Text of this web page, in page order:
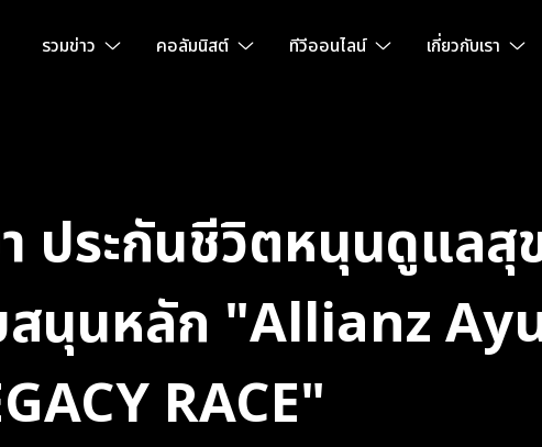
รวมข่าว คอลัมนิสต์ ทีวีออนไลน์ เกี่ยวกับเรา
ประกันชีวิตหนุนดูแลสุ
สนุนหลัก "Allianz
RACE"